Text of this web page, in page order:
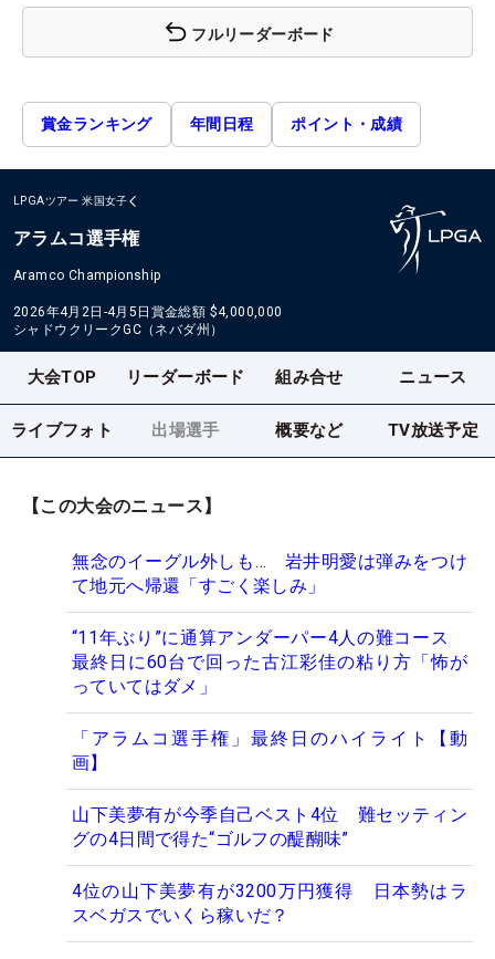
フルリーダーボード
賞金ランキング 年間日程 ポイント・成績
LPGAツアー 米国女子
アラムコ選手権
Aramco Championship
2026年4月2日-4月5日 賞金総額 $4,000,000
シャドウクリークGC（ネバダ州）
大会TOP リーダーボード 組み合せ ニュース
ライブフォト 出場選手 概要など TV放送予定
【この大会のニュース】
無念のイーグル外しも… 岩井明愛は弾みをつけ
て地元へ帰還「すごく楽しみ」
“11年ぶり”に通算アンダーパー4人の難コース
最終日に60台で回った古江彩佳の粘り方「怖が
っていてはダメ」
「アラムコ選手権」最終日のハイライト【動
画】
山下美夢有が今季自己ベスト4位 難セッティン
グの4日間で得た“ゴルフの醍醐味”
4位の山下美夢有が3200万円獲得 日本勢はラ
スベガスでいくら稼いだ？